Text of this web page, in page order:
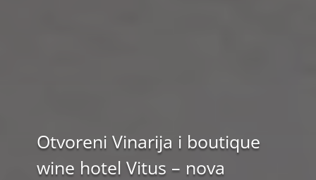
Otvoreni Vinarija i boutique
wine hotel Vitus – nova